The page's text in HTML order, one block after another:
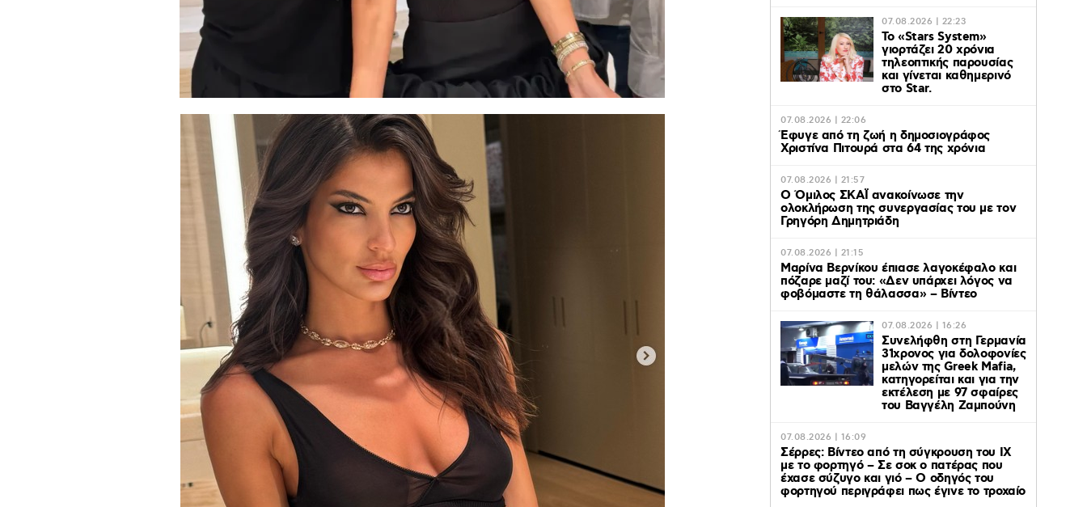
07.08.2026 | 22:23
Το «Stars System»
γιορτάζει 20 χρόνια
τηλεοπτικής παρουσίας
και γίνεται καθημερινό
στο Star.
07.08.2026 | 22:06
Έφυγε από τη ζωή η δημοσιογράφος
Χριστίνα Πιτουρά στα 64 της χρόνια
07.08.2026 | 21:57
Ο Όμιλος ΣΚΑΪ ανακοίνωσε την
ολοκλήρωση της συνεργασίας του με τον
Γρηγόρη Δημητριάδη
07.08.2026 | 21:15
Μαρίνα Βερνίκου έπιασε λαγοκέφαλο και
πόζαρε μαζί του: «Δεν υπάρχει λόγος να
φοβόμαστε τη θάλασσα» – Βίντεο
07.08.2026 | 16:26
Συνελήφθη στη Γερμανία
31χρονος για δολοφονίες
μελών της Greek Mafia,
κατηγορείται και για την
εκτέλεση με 97 σφαίρες
του Βαγγέλη Ζαμπούνη
07.08.2026 | 16:09
Σέρρες: Βίντεο από τη σύγκρουση του ΙΧ
με το φορτηγό – Σε σοκ ο πατέρας που
έχασε σύζυγο και γιό – Ο οδηγός του
φορτηγού περιγράφει πως έγινε το τροχαίο